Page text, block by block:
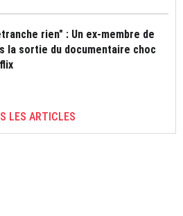
rien" : Un ex-membre de
la sortie du documentaire choc
LES ARTICLES